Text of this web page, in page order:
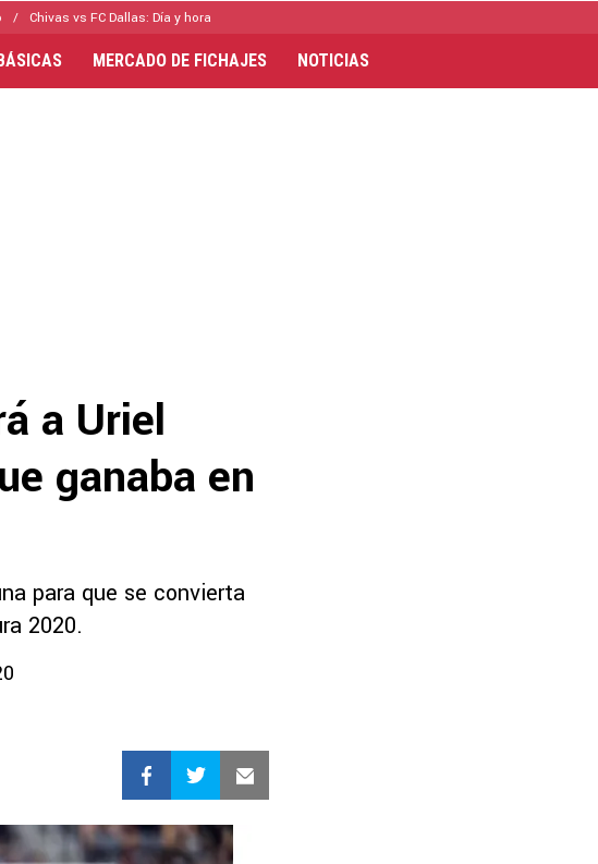
Chivas vs FC Dallas: Día y hora
MERCADO DE FICHAJES NOTICIAS
a Uriel
ganaba en
para que se convierta
2020.